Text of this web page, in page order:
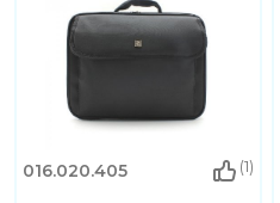
016.020.405 (1)